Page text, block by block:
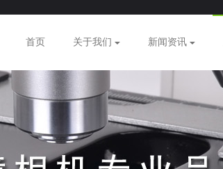
首页 关于我们 新闻资讯